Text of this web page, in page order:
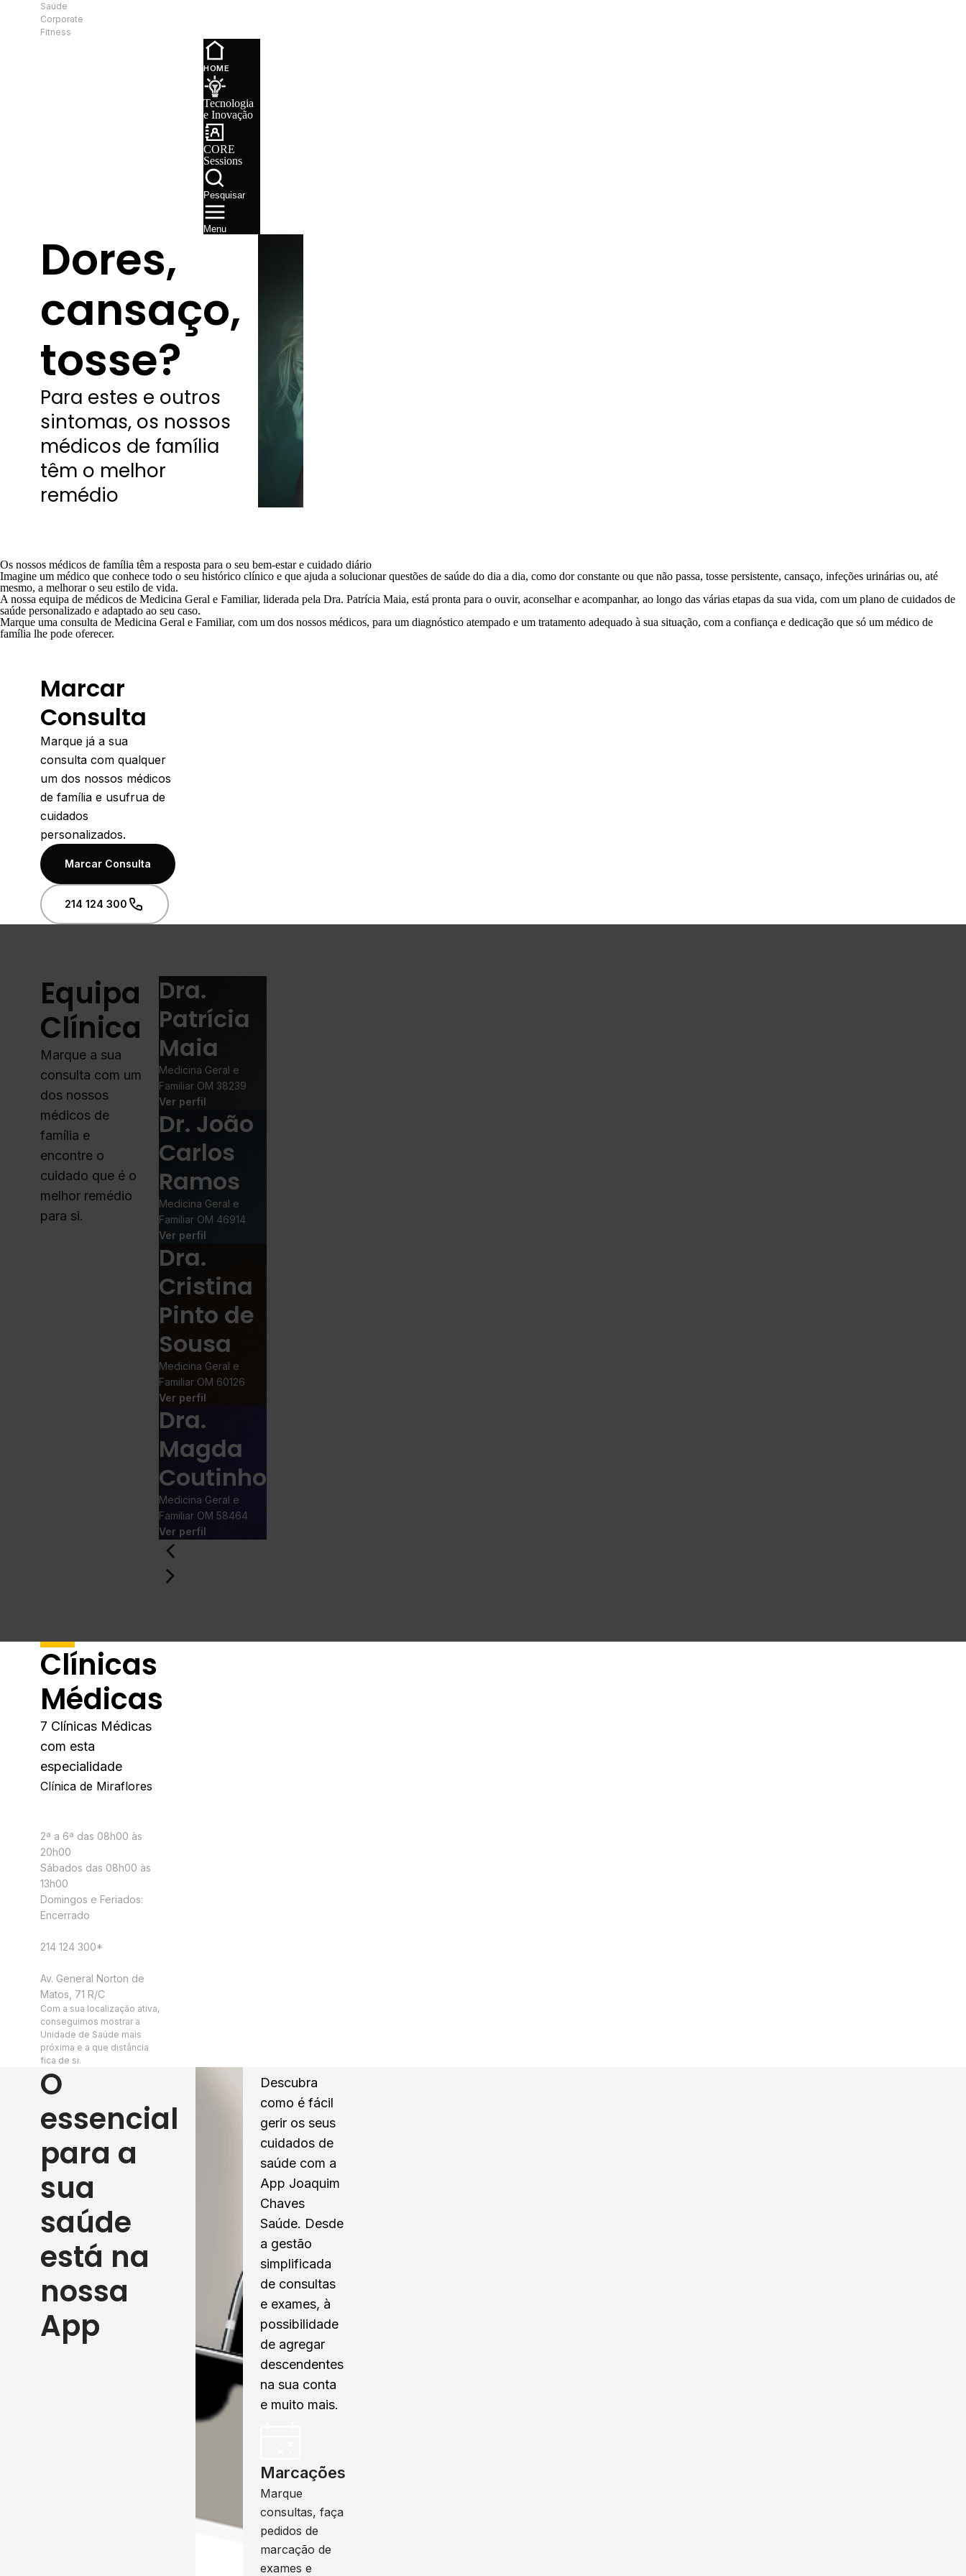
Saúde
Corporate
Fitness
HOME
Tecnologia
e Inovação
CORE
Sessions
Pesquisar
Menu
Dores,
cansaço,
tosse?
Para estes e outros
sintomas, os nossos
médicos de família
têm o melhor
remédio
Os nossos médicos de família têm a resposta para o seu bem-estar e cuidado diário
Imagine um médico que conhece todo o seu histórico clínico e que ajuda a solucionar questões de saúde do dia a dia, como dor constante ou que não passa, tosse persistente, cansaço, infeções urinárias ou, até
mesmo, a melhorar o seu estilo de vida.
A nossa equipa de médicos de Medicina Geral e Familiar, liderada pela Dra. Patrícia Maia, está pronta para o ouvir, aconselhar e acompanhar, ao longo das várias etapas da sua vida, com um plano de cuidados de
saúde personalizado e adaptado ao seu caso.
Marque uma consulta de Medicina Geral e Familiar, com um dos nossos médicos, para um diagnóstico atempado e um tratamento adequado à sua situação, com a confiança e dedicação que só um médico de
família lhe pode oferecer.
Marcar
Consulta
Marque já a sua
consulta com qualquer
um dos nossos médicos
de família e usufrua de
cuidados
personalizados.
Marcar Consulta
214 124 300
Equipa
Clínica
Marque a sua
consulta com um
dos nossos
médicos de
família e
encontre o
cuidado que é o
melhor remédio
para si.
Dra.
Patrícia
Maia
Medicina Geral e
Familiar OM 38239
Ver perfil
Dr. João
Carlos
Ramos
Medicina Geral e
Familiar OM 46914
Ver perfil
Dra.
Cristina
Pinto de
Sousa
Medicina Geral e
Familiar OM 60126
Ver perfil
Dra.
Magda
Coutinho
Medicina Geral e
Familiar OM 58464
Ver perfil
Clínicas
Médicas
7 Clínicas Médicas
com esta
especialidade
Clínica de Miraflores
2ª a 6ª das 08h00 às
20h00
Sábados das 08h00 às
13h00
Domingos e Feriados:
Encerrado
214 124 300*
Av. General Norton de
Matos, 71 R/C
Com a sua localização ativa,
conseguimos mostrar a
Unidade de Saúde mais
próxima e a que distância
fica de si.
O
essencial
para a
sua
saúde
está na
nossa
App
Descubra
como é fácil
gerir os seus
cuidados de
saúde com a
App Joaquim
Chaves
Saúde. Desde
a gestão
simplificada
de consultas
e exames, à
possibilidade
de agregar
descendentes
na sua conta
e muito mais.
Marcações
Marque
consultas, faça
pedidos de
marcação de
exames e